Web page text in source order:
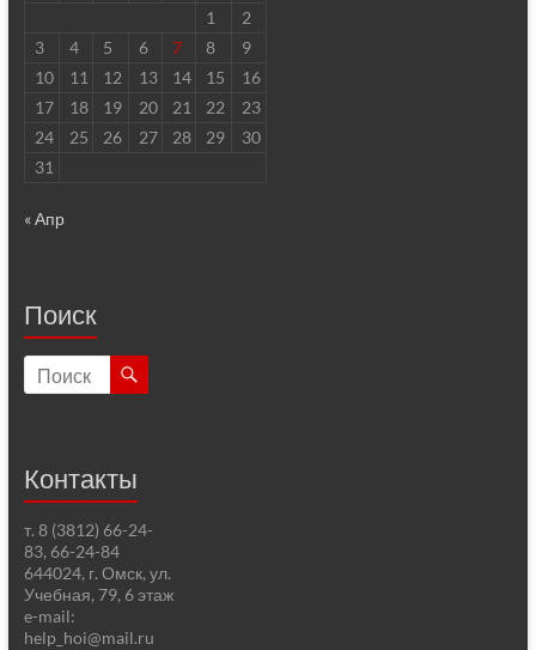
1
2
3
4 5 6 7 8
9
10
11 12 13 14 15
16
17
18 19 20 21 22
23
24
25 26 27 28 29
30
31
« Апр
Поиск
Контакты
т. 8 (3812) 66-24-
83, 66-24-84
644024, г. Омск, ул.
Учебная, 79, 6 этаж
e-mail:
help_hoi@mail.ru